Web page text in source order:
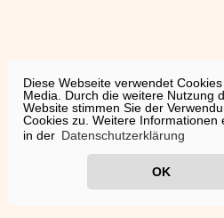
Diese Webseite verwendet
Media. Durch die weitere Nutzung
Website stimmen Sie der
Cookies zu. Weitere Informationen
in der Datenschutzerklärung
OK